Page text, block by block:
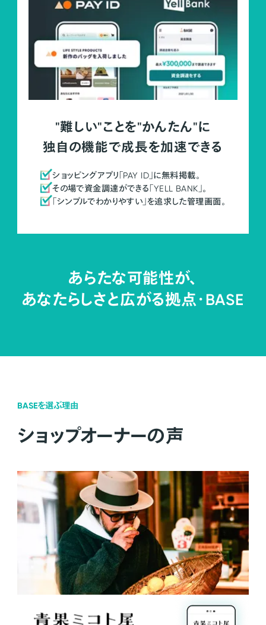
"難しい"ことを"かんたん"に
独自の機能で成長を加速できる
ショッピングアプリ「PAY ID」に無料掲載。
その場で資金調達ができる「YELL BANK」。
「シンプルでわかりやすい」を追求した管理画面。
あらたな可能性が、
あなたらしさと広がる拠点・BASE
BASEを選ぶ理由
ショップオーナーの声